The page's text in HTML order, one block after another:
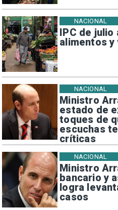
IPC de
alimentos y
NACIONAL
Ministro
estado de
toques de
escuchas
críticas
NACIONAL
Ministro
bancario y
logra
casos
NACIONAL